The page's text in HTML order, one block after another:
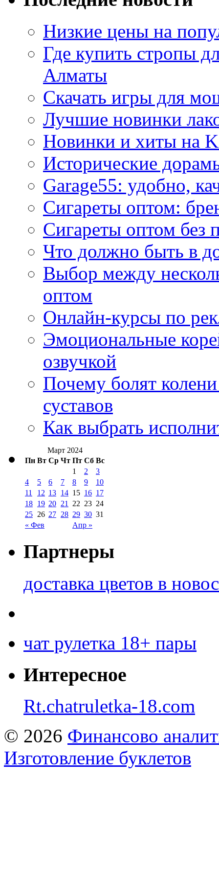
Низкие цены на
Где купить стропы
Алматы
Скачать игры для
Лучшие новинки
Новинки и хиты на
Исторические
Garage55: удобно,
Сигареты оптом:
Сигареты оптом без
Что должно быть в
Выбор между
оптом
Онлайн-курсы по
Эмоциональные
озвучкой
Почему болят
суставов
Как выбрать
Март 2024
Пн Вт Ср Чт Пт Сб Вс
« Фев Апр »
1 2
3
4
5 6 7 8 9
10
11
12 13 14 15 16 17
18 19 20 21 22 23 24
25 26 27 28 29 30 31
Партнеры
доставка цветов в
чат рулетка 18+ пары
Интересное
Rt.chatruletka-18.com
© 2026 Финансово
Изготовление буклетов